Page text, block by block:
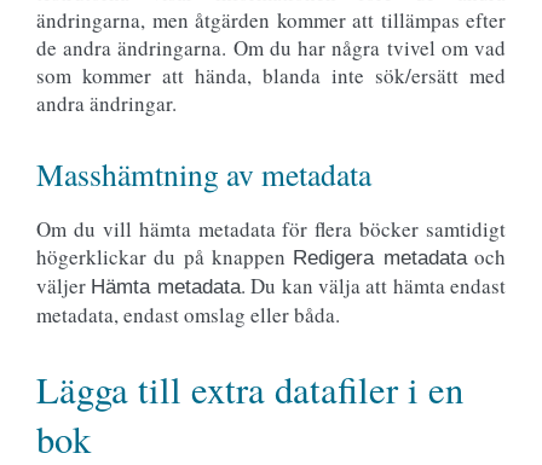
ändringarna, men åtgärden kommer att tillämpas efter
de andra ändringarna. Om du har några tvivel om vad
som kommer att hända, blanda inte sök/ersätt med
andra ändringar.
Masshämtning av metadata
Om du vill hämta metadata för flera böcker samtidigt
högerklickar du på knappen Redigera metadataoch
väljer Hämta metadata. Du kan välja att hämta endast
metadata, endast omslag eller båda.
Lägga till extra datafiler i en
bok